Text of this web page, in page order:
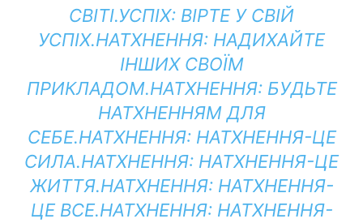
СВІТІ.УСПІХ: ВІРТЕ У СВІЙ
УСПІХ.НАТХНЕННЯ: НАДИХАЙТЕ
ІНШИХ СВОЇМ
ПРИКЛАДОМ.НАТХНЕННЯ:БУДЬТЕ
НАТХНЕННЯМ ДЛЯ
СЕБЕ.НАТХНЕННЯ:НАТХНЕННЯ-ЦЕ
СИЛА.НАТХНЕННЯ: НАТХНЕННЯ-ЦЕ
ЖИТТЯ.НАТХНЕННЯ:НАТХНЕННЯ-
ЦЕ ВСЕ.НАТХНЕННЯ:НАТХНЕННЯ-